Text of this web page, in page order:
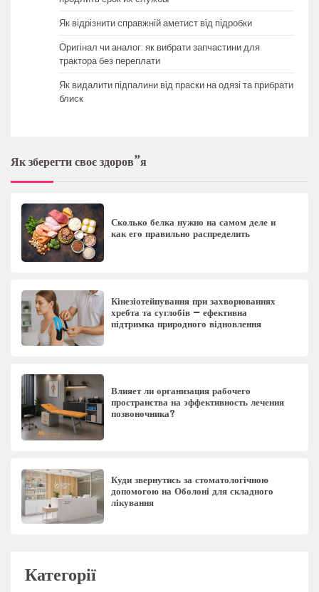
Як відрізнити справжній аметист від підробки
Оригінал чи аналог: як вибрати запчастини для
трактора без переплати
Як видалити підпалини від праски на одязі та прибрати
блиск
Як зберегти своє здоров”я
Сколько белка нужно на самом деле и
как его правильно распределить
Кінезіотейпування при захворюваннях
хребта та суглобів – ефективна
підтримка природного відновлення
Влияет ли организация рабочего
пространства на эффективность лечения
позвоночника?
Куди звернутись за стоматологічною
допомогою на Оболоні для складного
лікування
Категорії